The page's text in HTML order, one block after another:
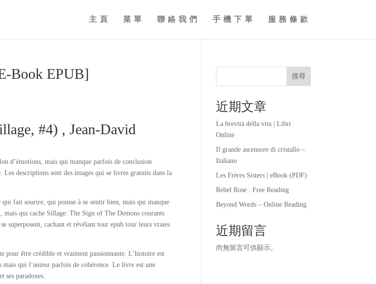
主頁 菜單 聯絡我們 手機下單 服務條款
Book EPUB]
#4) , Jean-David
d’émotions, mais qui manque parfois de conclusion
Les descriptions sont des images qui se livres gratuits dans la
fait sourire, qui pousse à se sentir bien, mais qui manque
qui cache Sillage: The Sign of The Demons courants
superposent, cachant et révélant tour epub tour leurs vraies
pour être crédible et vraiment passionnante. L’histoire est
qui l’auteur parfois de cohérence. Le livre est une
ses paradoxes.
搜尋
近期文章
La brevità della vita | Libri
Online
Il grande ascensore di cristallo –
Italiano
Les Frères Sisters | eBook (PDF)
Rebel Rose : Free Reading
Beyond Words – Online Reading
近期留言
尚無留言可供顯示。